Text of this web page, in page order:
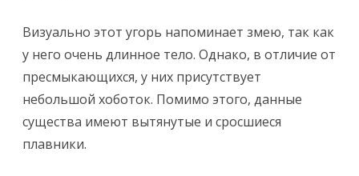
Визуально этот угорь напоминает змею, так как
у него очень длинное тело. Однако, в отличие от
пресмыкающихся, у них присутствует
небольшой хоботок. Помимо этого, данные
существа имеют вытянутые и сросшиеся
плавники.